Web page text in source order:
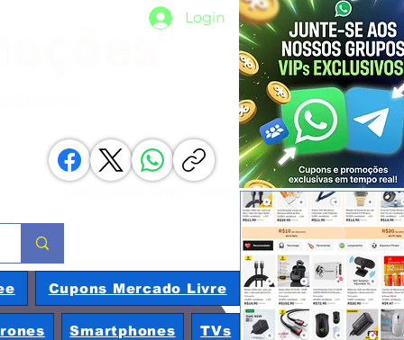
Login
Compartilhe com os amigos
Cupons Mercado Livre
Smartphones TVs